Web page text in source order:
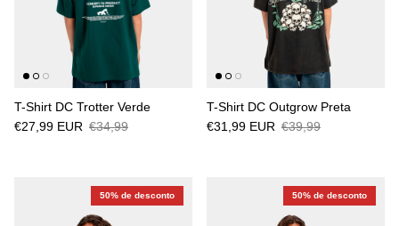
T-Shirt DC Trotter Verde
€27,99 EUR €34,99
T-Shirt DC Outgrow Preta
€31,99 EUR €39,99
50% de desconto 50% de desconto